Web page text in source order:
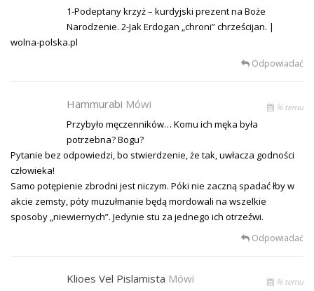
1-Podeptany krzyż – kurdyjski prezent na Boże
Narodzenie. 2-Jak Erdogan „chroni” chrześcijan. |
wolna-polska.pl
Odpowiadać
Hammurabi Mówi % temu
Przybyło męczenników… Komu ich męka była
potrzebna? Bogu?
Pytanie bez odpowiedzi, bo stwierdzenie, że tak, uwłacza godności
człowieka!
Samo potępienie zbrodni jest niczym. Póki nie zaczną spadać łby w
akcie zemsty, póty muzułmanie będą mordowali na wszelkie
sposoby „niewiernych”. Jedynie stu za jednego ich otrzeźwi.
Odpowiadać
Klioes Vel Pislamista Mówi % temu